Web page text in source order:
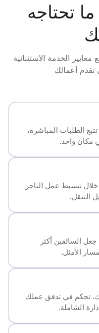
تحتاجه
الخدمة الاستثنائية
تقدم أعمالك
الطلبات المباشرة،
مكان واحد.
تبسيط عمل التاجر
التنقل.
السائقين أكثر
الأمثل.
تحكم في تدفق عملك
الشاملة.